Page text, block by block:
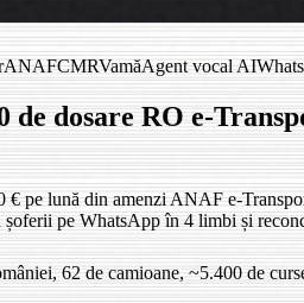
ANAFCMRVamăAgent vocal AI
de dosare RO e-
pe lună din amenzi ANAF e-
pe WhatsApp în 4 limbi și
62 de camioane, ~5.400 de